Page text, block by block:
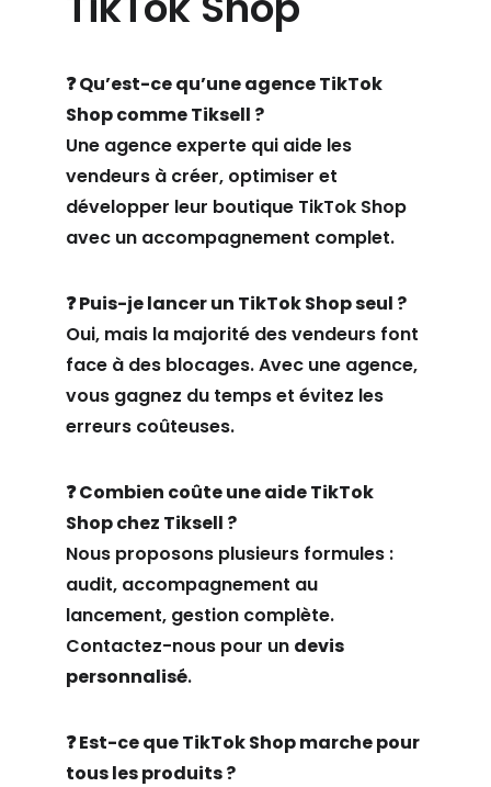
❓ Qu’est-ce qu’une agence TikTok
Shop comme Tiksell ?
Une agence experte qui aide les
vendeurs à créer, optimiser et
développer leur boutique TikTok Shop
avec un accompagnement complet.
❓ Puis-je lancer un TikTok Shop seul ?
Oui, mais la majorité des vendeurs font
face à des blocages. Avec une agence,
vous gagnez du temps et évitez les
erreurs coûteuses.
❓ Combien coûte une aide TikTok
Shop chez Tiksell ?
Nous proposons plusieurs formules :
audit, accompagnement au
lancement, gestion complète.
Contactez-nous pour un devis
personnalisé.
❓ Est-ce que TikTok Shop marche pour
tous les produits ?